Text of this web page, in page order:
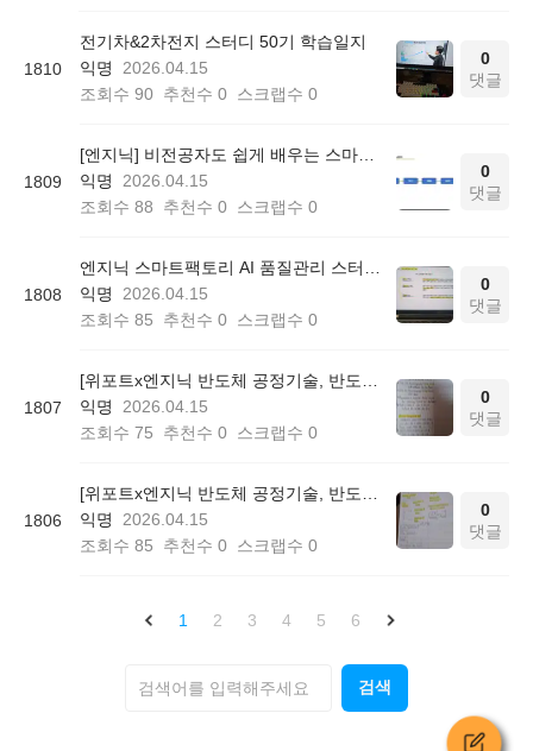
1810
전기차&2차전지 스터디 50기 학습일지
익명
2026.04.15
조회수 90 추천수 0 스크랩수 0
0
댓글
1809
[엔지닉] 비전공자도 쉽게 배우는 스마트팩토리 AI 품질관리 3일완성 온라인 무료스터디 후기
익명
2026.04.15
조회수 88 추천수 0 스크랩수 0
0
댓글
1808
엔지닉 스마트팩토리 AI 품질관리 스터디 50기 참여후기
익명
2026.04.15
조회수 85 추천수 0 스크랩수 0
0
댓글
1807
[위포트x엔지닉 반도체 공정기술, 반도체 공정설계] 위포트 반도체 빡공 스터디 3일차
익명
2026.04.15
조회수 75 추천수 0 스크랩수 0
0
댓글
1806
[위포트x엔지닉 반도체 공정기술, 반도체 공정설계] 위포트 반도체 빡공스터디 2일차
익명
2026.04.15
조회수 85 추천수 0 스크랩수 0
0
댓글
1 2 3 4 5 6
검색